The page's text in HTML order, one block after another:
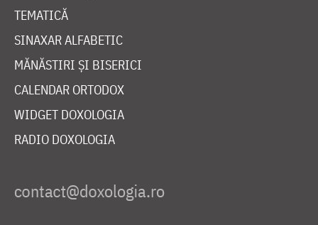
TEMATICĂ
SINAXAR ALFABETIC
MĂNĂSTIRI ȘI BISERICI
CALENDAR ORTODOX
WIDGET DOXOLOGIA
RADIO DOXOLOGIA